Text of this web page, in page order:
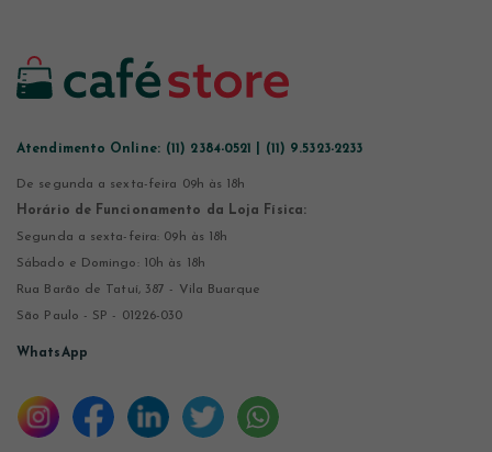
Atendimento Online: (11) 2384-0521 | (11) 9.5323-2233
De segunda a sexta-feira 09h às 18h
Horário de Funcionamento da Loja Física:
Segunda a sexta-feira: 09h às 18h
Sábado e Domingo: 10h às 18h
Rua Barão de Tatuí, 387 - Vila Buarque
São Paulo - SP - 01226-030
WhatsApp